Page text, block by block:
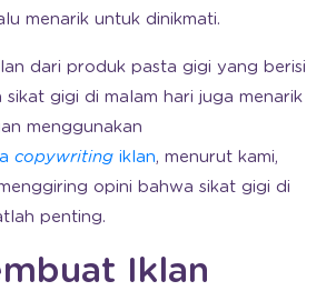
menarik untuk dinikmati.
dari produk pasta gigi yang berisi
sikat gigi di malam hari juga menarik
menggunakan
copywriting iklan, menurut kami,
opini bahwa sikat gigi di
penting.
Iklan